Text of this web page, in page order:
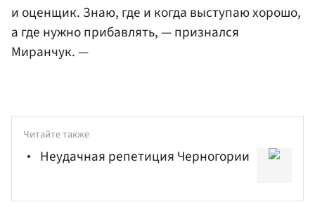
и оценщик. Знаю, где и когда выступаю хорошо,
а где нужно прибавлять, — признался
Миранчук. —
Читайте также
Неудачная репетиция Черногории